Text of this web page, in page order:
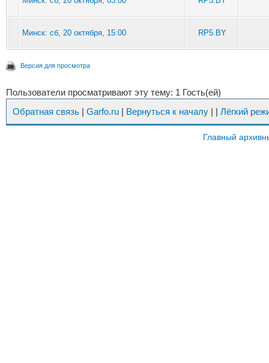
Минск: сб, 20 октября, 15:00 RP5.BY
Версия для просмотра
Пользователи просматривают эту тему: 1 Гость(ей)
Обратная связь | Garfo.ru | Вернуться к началу | | Лёгкий
Главный